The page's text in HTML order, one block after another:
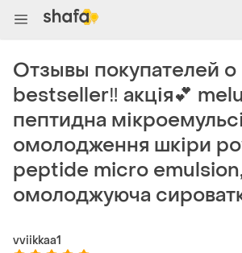
Отзывы покупателей о
bestseller‼️ акція💕
пептидна
омолодження шкіри
peptide micro
омолоджуюча
vviikkaa1